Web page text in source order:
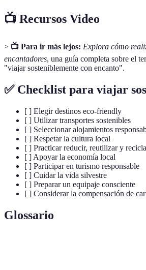
📺 Recursos Video
> 📺 Para ir más lejos: Explora cómo
encantadores, una guía completa sobre el
"viajar sosteniblemente con encanto".
✅ Checklist para viajar
[ ] Elegir destinos eco-friendly
[ ] Utilizar transportes sostenibles
[ ] Seleccionar alojamientos
[ ] Respetar la cultura local
[ ] Practicar reducir, reutilizar y
[ ] Apoyar la economía local
[ ] Participar en turismo responsable
[ ] Cuidar la vida silvestre
[ ] Preparar un equipaje consciente
[ ] Considerar la compensación de
Glossario